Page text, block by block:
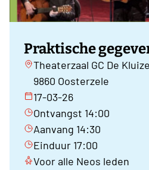
Praktische
Theaterzaal GC De
9860 Oosterzele
17-03-26
Ontvangst 14:00
Aanvang 14:30
Einduur 17:00
Voor alle Neos leden